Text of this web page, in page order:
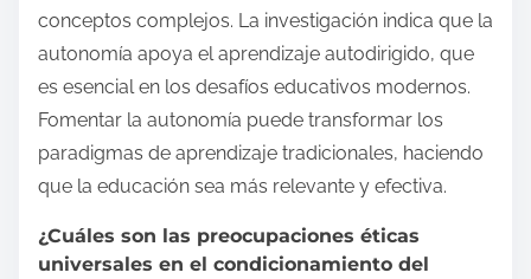
conceptos complejos. La investigación indica que la
autonomía apoya el aprendizaje autodirigido, que
es esencial en los desafíos educativos modernos.
Fomentar la autonomía puede transformar los
paradigmas de aprendizaje tradicionales, haciendo
que la educación sea más relevante y efectiva.
¿Cuáles son las preocupaciones éticas
universales en el condicionamiento del